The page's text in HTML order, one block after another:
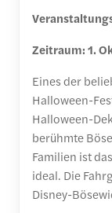
Zeitraum: 1.
Eines der
Halloween-
Halloween-
berühmte
Familien ist
ideal. Die
Disney-